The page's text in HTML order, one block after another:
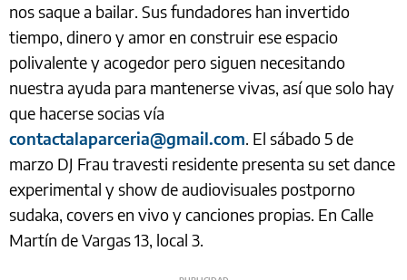
nos saque a bailar. Sus fundadores han invertido
tiempo, dinero y amor en construir ese espacio
polivalente y acogedor pero siguen necesitando
nuestra ayuda para mantenerse vivas, así que solo hay
que hacerse socias vía
contactalaparceria@gmail.com. El sábado 5 de
marzo DJ Frau travesti residente presenta su set dance
experimental y show de audiovisuales postporno
sudaka, covers en vivo y canciones propias. En Calle
Martín de Vargas 13, local 3.